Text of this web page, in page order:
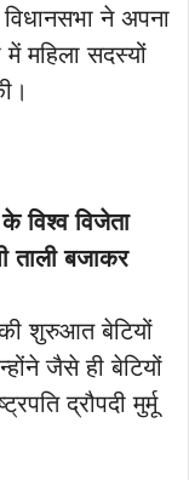
ने अपना
में महिला सदस्यों
के विश्व विजेता
ताली बजाकर
शुरुआत बेटियों
जैसे ही बेटियों
द्रौपदी मुर्मू